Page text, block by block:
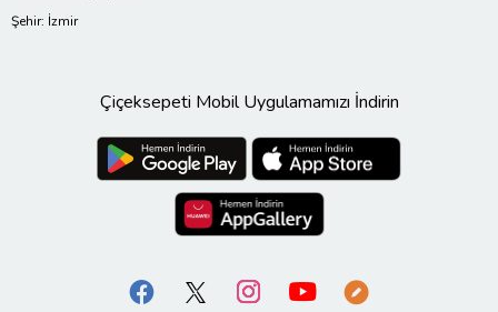
Şehir: İzmir
Çiçeksepeti Mobil Uygulamamızı İndirin